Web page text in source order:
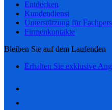
Entdecken
Kundendienst
Unterstützung für
Firmenkontakte
Bleiben Sie auf dem Laufenden
Erhalten Sie exklusive